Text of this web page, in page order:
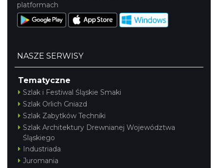
platformach
NASZE SERWISY
Tematyczne
Szlak i Festiwal Śląskie Smaki
Szlak Orlich Gniazd
Szlak Zabytków Techniki
Szlak Architektury Drewnianej Województwa
Śląskiego
Industriada
Juromania